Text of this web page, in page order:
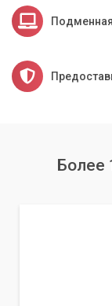
Подменная
Более